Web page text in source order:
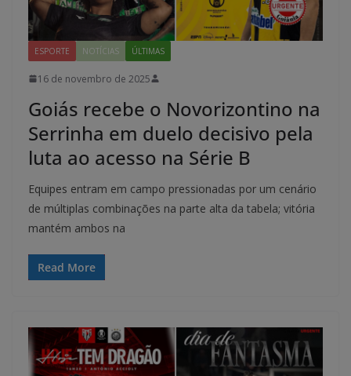
ESPORTE NOTÍCIAS ÚLTIMAS
16 de novembro de 2025
Goiás recebe o Novorizontino na
Serrinha em duelo decisivo pela
luta ao acesso na Série B
Equipes entram em campo pressionadas por um cenário
de múltiplas combinações na parte alta da tabela; vitória
mantém ambos na
Read More